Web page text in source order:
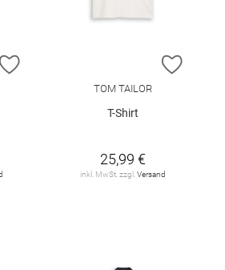
ZUR WUNSCHLISTE HINZUFÜGEN
ZUR
TOM TAILOR
T-Shirt
25,99 €
inkl. MwSt. zzgl.Versand